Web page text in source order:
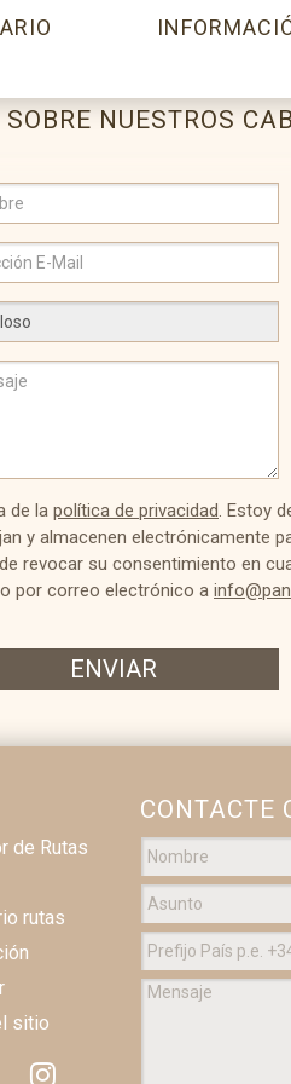
SOBRE NUESTROS
de la política de privacidad. Estoy
y almacenen electrónicamente
revocar su consentimiento en
por correo electrónico a
ENVIAR
de Rutas
rutas
sitio
CONTACTE